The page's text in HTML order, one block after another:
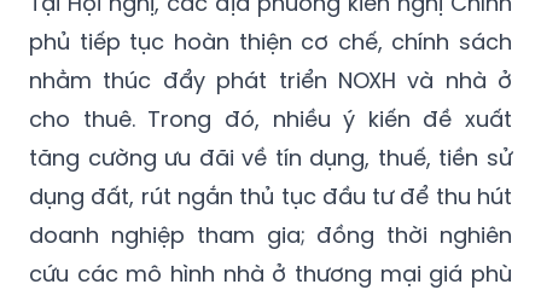
phủ tiếp tục hoàn thiện cơ chế, chính sách
nhằm thúc đẩy phát triển NOXH và nhà ở
cho thuê. Trong đó, nhiều ý kiến đề xuất
tăng cường ưu đãi về tín dụng, thuế, tiền sử
dụng đất, rút ngắn thủ tục đầu tư để thu hút
doanh nghiệp tham gia; đồng thời nghiên
cứu các mô hình nhà ở thương mại giá phù